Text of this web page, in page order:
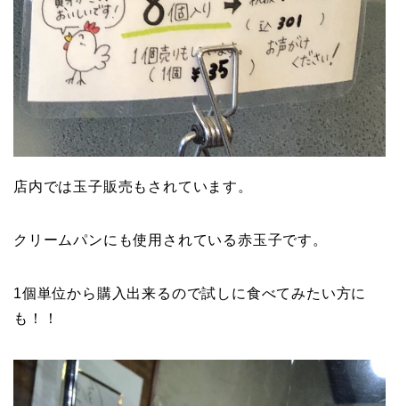
店内では玉子販売もされています。
クリームパンにも使用されている赤玉子です。
1個単位から購入出来るので試しに食べてみたい方に
も！！